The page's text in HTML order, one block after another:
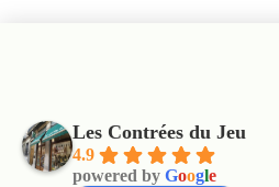
Les Contrées du Jeu
4.9
powered by Google